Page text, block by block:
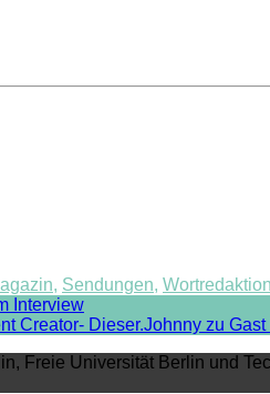
, Sendungen, Wortredaktion
Interview
Creator- Dieser.Johnny zu
Freie Universität Berlin und